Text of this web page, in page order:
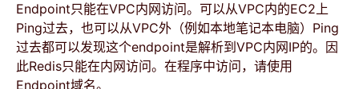
Endpoint只能在VPC内网访问。可以从VPC内的EC2上
Ping过去，也可以从VPC外（例如本地笔记本电脑）Ping
过去都可以发现这个endpoint是解析到VPC内网IP的。因
此Redis只能在内网访问。在程序中访问，请使用
Endpoint域名。